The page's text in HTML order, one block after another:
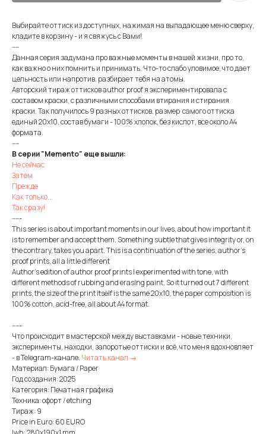
Выбирайте оттиск из доступных, нажимая на выпадающее меню сверху,
кладите в корзину - и я свяжусь с Вами!
----
Данная серия задумана про важные моменты в нашей жизни, про то,
как важно о них помнить и принимать. Что-то слабо уловимое, что дает
цельность или напротив, разбирает тебя на атомы.
Авторский тираж оттисков author proof я экспериментировала с
составом краски, с различными способами втирания и стирания
краски. Так получилось 9 разных оттисков, размер самого оттиска
единый 20х10, состав бумаги - 100% хлопок, без кислот, все около А4
формата.
----
В серии "Memento" еще вышли:
Не сейчас
Затем
Прежде
Как только...
Так сразу!
-----
This series is about important moments in our lives, about how important it
is to remember and accept them. Something subtle that gives integrity or, on
the contrary, takes you apart. This is a continuation of the series, author's
proof prints, all a little different
Author's edition of author proof prints I experimented with tone, with
different methods of rubbing and erasing paint. So it turned out 7 different
prints, the size of the print itself is the same 20x10, the paper composition is
100% cotton, acid-free, all about A4 format.
-----
Что происходит в мастерской между выставками - новые техники,
эксперименты, находки, запоротые оттиски и всё, что меня вдохновляет
- в Telegram-канале. Читать канал →
Материал: Бумага / Paper
Год создания: 2025
Категория: Печатная графика
Техника: офорт / etching
Тираж: 9
Price in Euro: 60 EURO